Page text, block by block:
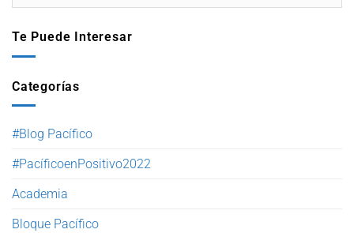
Te Puede Interesar
Categorías
#Blog Pacífico
#PacíficoenPositivo2022
Academia
Bloque Pacífico